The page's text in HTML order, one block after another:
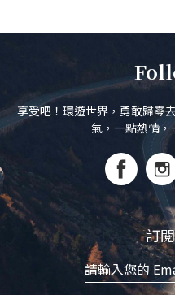
享受吧！環遊世界，勇敢歸零
氣，一點熱情
訂